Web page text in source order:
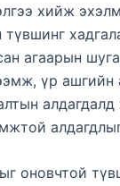
хийж
агаарын
үр ашгийн
оновчтой